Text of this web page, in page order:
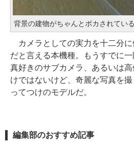
背景の建物がちゃんとボカされている
カメラとしての実力を十二分に
だと言える本機種。もうすでに
真好きのサブカメラ、あるいは
けではないけど、奇麗な写真を
ってつけのモデルだ。
編集部のおすすめ記事